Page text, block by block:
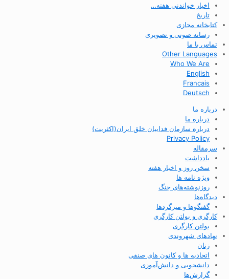
اخبار خواندنی هفته…
تاریخ
کتابخانه مجازی
رسانه صوتی و تصویری
تماس با ما
Other Languages
Who We Are
English
Francais
Deutsch
درباره ما
درباره ما
درباره سازمان فداییان خلق ایران(اکثریت)
Privacy Policy
سرمقاله
یادداشت
سخن روز و اخبار هفته
ویژه نامه ها
روزنوشته‌های جنگ
دیدگاه‌ها
گفتگوها و میزگردها
کارگری و بولتن کارگری
بولتن کارگری
نهادهای شهروندی
زنان
اتحادیه ها و کانون های صنفی
دانشجویی و دانش‌آموزی
گزارش‌ها